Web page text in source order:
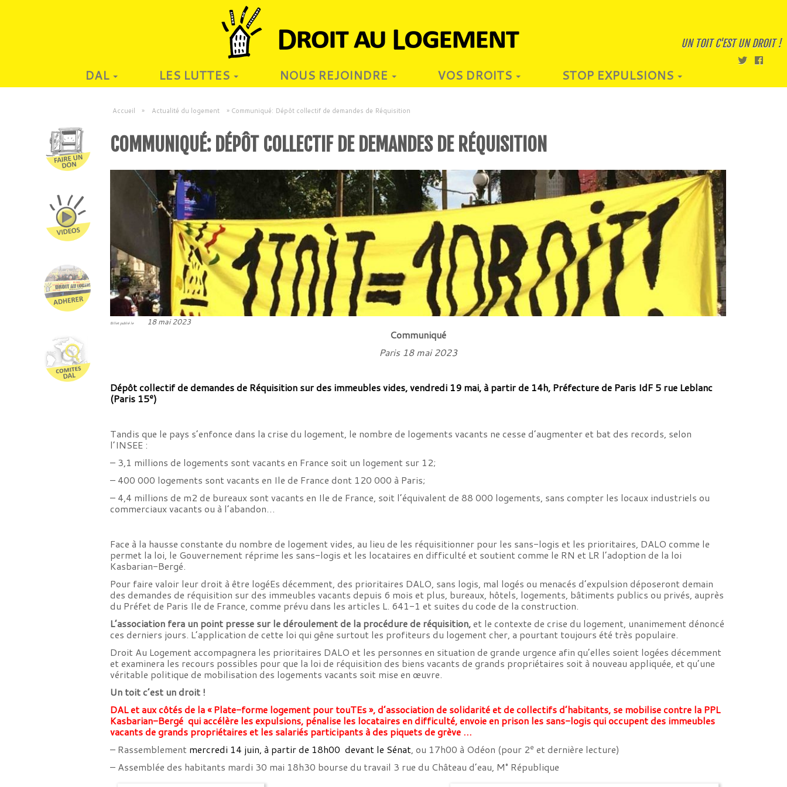
UN TOIT C'EST UN DROIT !
DAL LES LUTTES NOUS REJOINDRE VOS DROITS STOP EXPULSIONS
Accueil » Actualité du logement » Communiqué: Dépôt collectif de demandes de Réquisition
COMMUNIQUÉ: DÉPÔT COLLECTIF DE DEMANDES DE RÉQUISITION
Billet publié le 18 mai 2023
Communiqué
Paris 18 mai 2023
Dépôt collectif de demandes de Réquisition sur des immeubles vides, vendredi 19 mai, à partir de 14h, Préfecture de Paris IdF 5 rue Leblanc
(Paris 15e)
Tandis que le pays s’enfonce dans la crise du logement, le nombre de logements vacants ne cesse d’augmenter et bat des records, selon
l’INSEE :
– 3,1 millions de logements sont vacants en France soit un logement sur 12;
– 400 000 logements sont vacants en Ile de France dont 120 000 à Paris;
– 4,4 millions de m2 de bureaux sont vacants en Ile de France, soit l’équivalent de 88 000 logements, sans compter les locaux industriels ou
commerciaux vacants ou à l’abandon…
Face à la hausse constante du nombre de logement vides, au lieu de les réquisitionner pour les sans-logis et les prioritaires, DALO comme le
permet la loi, le Gouvernement réprime les sans-logis et les locataires en difficulté et soutient comme le RN et LR l’adoption de la loi
Kasbarian-Bergé.
Pour faire valoir leur droit à être logéEs décemment, des prioritaires DALO, sans logis, mal logés ou menacés d’expulsion déposeront demain
des demandes de réquisition sur des immeubles vacants depuis 6 mois et plus, bureaux, hôtels, logements, bâtiments publics ou privés, auprès
du Préfet de Paris Ile de France, comme prévu dans les articles L. 641-1 et suites du code de la construction.
L’association fera un point presse sur le déroulement de la procédure de réquisition,et le contexte de crise du logement, unanimement dénoncé
ces derniers jours. L’application de cette loi qui gêne surtout les profiteurs du logement cher, a pourtant toujours été très populaire.
Droit Au Logement accompagnera les prioritaires DALO et les personnes en situation de grande urgence afin qu’elles soient logées décemment
et examinera les recours possibles pour que la loi de réquisition des biens vacants de grands propriétaires soit à nouveau appliquée, et qu’une
véritable politique de mobilisation des logements vacants soit mise en œuvre.
Un toit c’est un droit !
DAL et aux côtés de la « Plate-forme logement pour touTEs », d’association de solidarité et de collectifs d’habitants, se mobilise contre la PPL
Kasbarian-Bergé qui accélère les expulsions, pénalise les locataires en difficulté, envoie en prison les sans-logis qui occupent des immeubles
vacants de grands propriétaires et les salariés participants à des piquets de grève …
– Rassemblement mercredi 14 juin, à partir de 18h00 devant le Sénat, ou 17h00 à Odéon (pour 2e et dernière lecture)
– Assemblée des habitants mardi 30 mai 18h30 bourse du travail 3 rue du Château d’eau, M° République